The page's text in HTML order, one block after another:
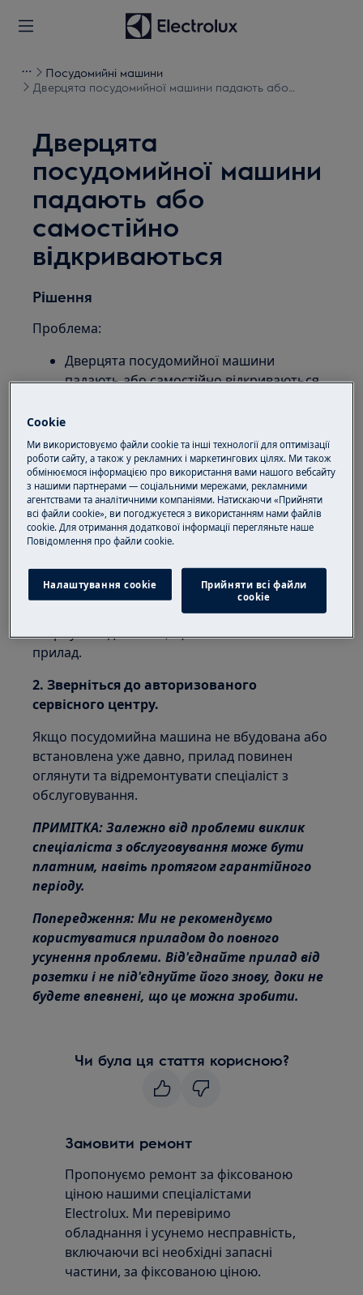
Посудомийні машини
Дверцята посудомийної машини падають або
Дверцята
посудомийної машини
падають або
самостійно
відкриваються
Рішення
Проблема:
Дверцята посудомийної машини
падають або самостійно відкриваються.
вбудованої посудомийної машини
окремо стоячої посудомийної машини
Рішення:
1. Зверніться до особи, що встановлювала
прилад.
Якщо вбудовану посудомийну машину було
встановлено нещодавно, панель дверцят
може бути занадто важка. Ми рекомендуємо
звернутися до особи, що встановлювала
прилад.
2. Зверніться до авторизованого
сервісного центру.
Якщо посудомийна машина не вбудована або
встановлена уже давно, прилад повинен
оглянути та відремонтувати спеціаліст з
обслуговування.
ПРИМІТКА: Залежно від проблеми виклик
спеціаліста з обслуговування може бути
платним, навіть протягом гарантійного
періоду.
Попередження: Ми не рекомендуємо
користуватися приладом до повного
усунення проблеми. Від'єднайте прилад від
розетки і не під'єднуйте його знову, доки не
будете впевнені, що це можна зробити.
Чи була ця стаття корисною?
Замовити ремонт
Пропонуємо ремонт за фіксованою
ціною нашими спеціалістами
Electrolux. Ми перевіримо
обладнання і усунемо несправність,
включаючи всі необхідні запасні
частини, за фіксованою ціною.
Cookie
Ми використовуємо файли cookie та інші технології для оптимізації
роботи сайту, а також у рекламних і маркетингових цілях. Ми також
обмінюємося інформацією про використання вами нашого вебсайту
з нашими партнерами — соціальними мережами, рекламними
агентствами та аналітичними компаніями. Натискаючи «Прийняти
всі файли cookie», ви погоджуєтеся з використанням нами файлів
cookie. Для отримання додаткової інформації перегляньте наше
Пoвідомлення прo файли cookie.
Налаштування cookie
Прийняти всі файли
сookie